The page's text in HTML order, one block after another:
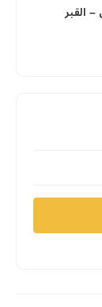
القبر